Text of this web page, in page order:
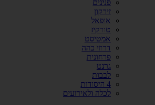
פנינים
זירקון
אופאל
טורקיז
אמטיסט
דרוזי כהה
פרחונית
גרנט
לבבות
4 היסודות
לכלה ולאירועים